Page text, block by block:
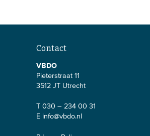
Contact
VBDO
Pieterstraat 11
3512 JT Utrecht
T 030 – 234 00 31
E info@vbdo.nl